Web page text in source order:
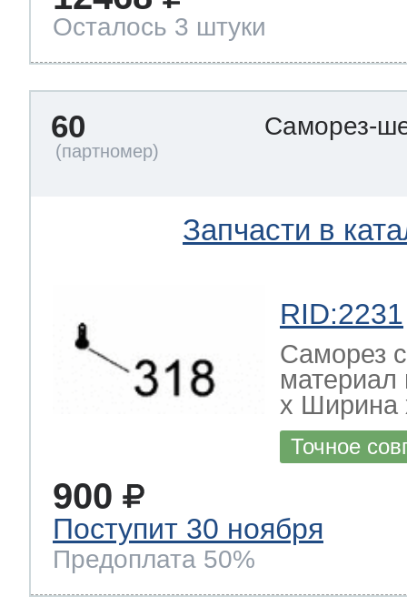
Осталось 3 штуки
60 Саморез-
Запчасти в
RID:2231
Саморез
х Ширина
Точное
900
Поступит 30 ноября
Предоплата 50%